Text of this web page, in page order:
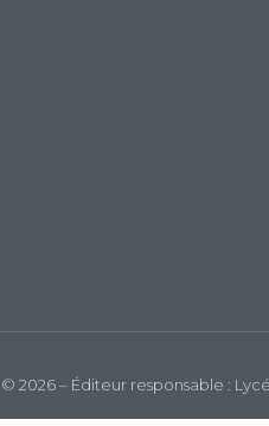
© 2026 – Éditeur responsable :